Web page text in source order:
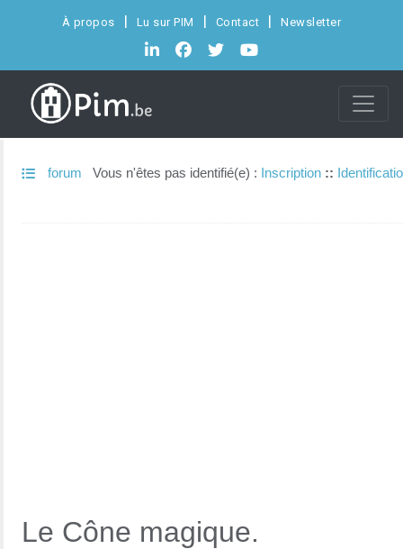
À propos Lu sur PIM Contact Newsletter
forum Vous n'êtes pas identifié(e) : Inscription ::
Le Cône magique.